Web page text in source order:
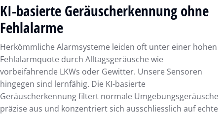
KI-basierte Geräuscherkennung ohne
Fehlalarme
Herkömmliche Alarmsysteme leiden oft unter einer hohen
Fehlalarmquote durch Alltagsgeräusche wie
vorbeifahrende LKWs oder Gewitter. Unsere Sensoren
hingegen sind lernfähig. Die KI-basierte
Geräuscherkennung filtert normale Umgebungsgeräusche
präzise aus und konzentriert sich ausschliesslich auf echte